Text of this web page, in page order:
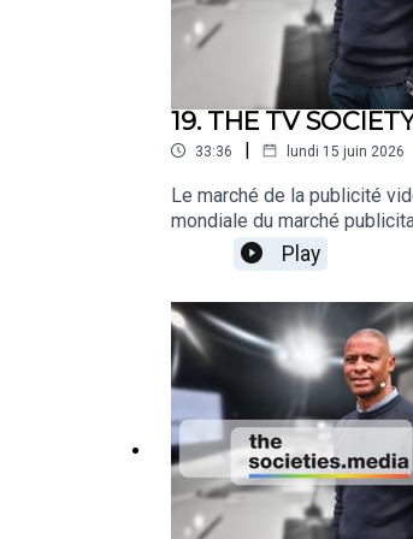
19. THE TV
33:36 | lundi 15 juin 2026
Le marché de la publicité
mondiale du marché
fragmentation sans
Comment arbitrer entre
Play